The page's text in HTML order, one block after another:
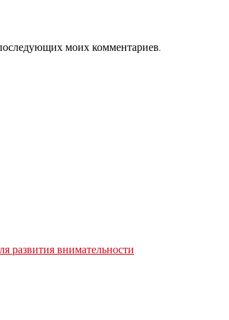
моих комментариев.
развития внимательности